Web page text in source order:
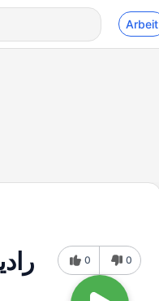
Arbeit
0 0